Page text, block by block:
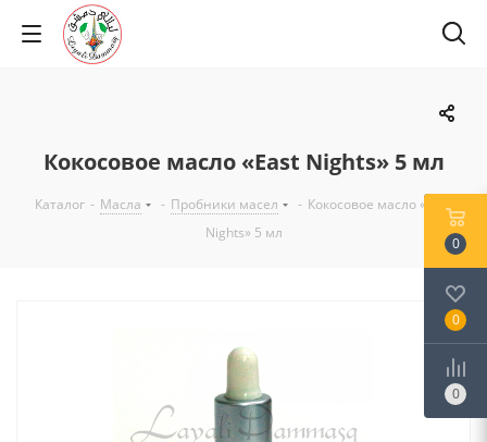
Кокосовое масло «East Nights» 5 мл
Каталог - Масла - Пробники масел - Кокосовое масло «East
Nights» 5 мл
0
0
0